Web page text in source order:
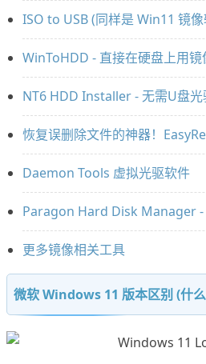
ISO to USB (同样是 Win11 镜
WinToHDD - 直接在硬盘上用
NT6 HDD Installer - 无需U盘
恢复误删除文件的神器！
Daemon Tools 虚拟光驱软件
Paragon Hard Disk Manager -
更多镜像相关工具
微软 Windows 11 版本区别 (什么